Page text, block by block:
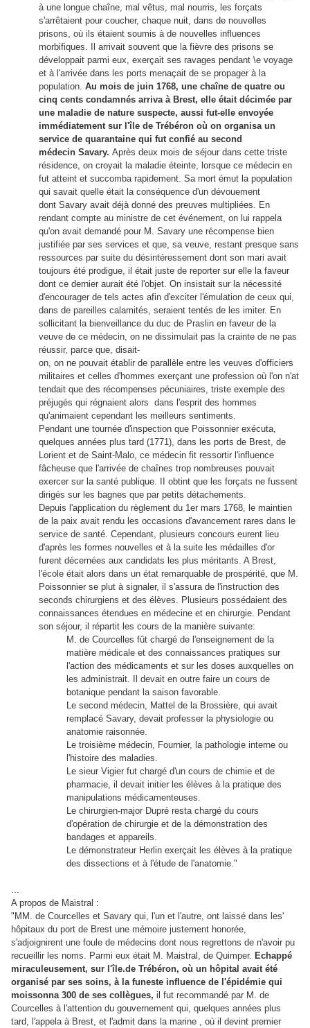
à une longue chaîne, mal vêtus, mal nourris, les forçats
s'arrêtaient pour coucher, chaque nuit, dans de nouvelles
prisons, où ils étaient soumis à de nouvelles influences
morbifiques. Il arrivait souvent que la fièvre des prisons se
développait parmi eux, exerçait ses ravages pendant \e voyage
et à l'arrivée dans les ports menaçait de se propager à la
population. Au mois de juin 1768, une chaîne de quatre ou
cinq cents condamnés arriva à Brest, elle était décimée par
une maladie de nature suspecte, aussi fut-elle envoyée
immédiatement sur l'île de Trébéron où on organisa un
service de quarantaine qui fut confié au second
médecin Savary. Après deux mois de séjour dans cette triste
résidence, on croyait la maladie éteinte, lorsque ce médecin en
fut atteint et succomba rapidement. Sa mort émut la population
qui savait quelle était la conséquence d'un dévouement
dont Savary avait déjà donné des preuves multipliées. En
rendant compte au ministre de cet événement, on lui rappela
qu'on avait demandé pour M. Savary une récompense bien
justifiée par ses services et que, sa veuve, restant presque sans
ressources par suite du désintéressement dont son mari avait
toujours été prodigue, il était juste de reporter sur elle la faveur
dont ce dernier aurait été l'objet. On insistait sur la nécessité
d'encourager de tels actes afin d'exciter l'émulation de ceux qui,
dans de pareilles calamités, seraient tentés de les imiter. En
sollicitant la bienveillance du duc de Praslin en faveur de la
veuve de ce médecin, on ne dissimulait pas la crainte de ne pas
réussir, parce que, disait-
on, on ne pouvait établir de parallèle entre les veuves d'officiers
militaires et celles d'hommes exerçant une profession où l'on n'at
tendait que des récompenses pécuniaires, triste exemple des
préjugés qui régnaient alors dans l'esprit des hommes
qu'animaient cependant les meilleurs sentiments.
Pendant une tournée d'inspection que Poissonnier exécuta,
quelques années plus tard (1771), dans les ports de Brest, de
Lorient et de Saint-Malo, ce médecin fit ressortir l'influence
fâcheuse que l'arrivée de chaînes trop nombreuses pouvait
exercer sur la santé publique. II obtint que les forçats ne fussent
dirigés sur les bagnes que par petits détachements.
Depuis l'application du règlement du 1er mars 1768, le maintien
de la paix avait rendu les occasions d'avancement rares dans le
service de santé. Cependant, plusieurs concours eurent lieu
d'après les formes nouvelles et à la suite les médailles d'or
furent décernées aux candidats les plus méritants. A Brest,
l'école était alors dans un état remarquable de prospérité, que M.
Poissonnier se plut à signaler, il s'assura de l'instruction des
seconds chirurgiens et des élèves. Plusieurs possédaient des
connaissances étendues en médecine et en chirurgie. Pendant
son séjour, il répartit les cours de la manière suivante:
M. de Courcelles fût chargé de l'enseignement de la
matière médicale et des connaissances pratiques sur
l'action des médicaments et sur les doses auxquelles on
les administrait. Il devait en outre faire un cours de
botanique pendant la saison favorable.
Le second médecin, Mattel de la Brossière, qui avait
remplacé Savary, devait professer la physiologie ou
anatomie raisonnée.
Le troisième médecin, Fournier, la pathologie interne ou
l'histoire des maladies.
Le sieur Vigier fut chargé d'un cours de chimie et de
pharmacie, il devait initier les élèves à la pratique des
manipulations médicamenteuses.
Le chirurgien-major Dupré resta chargé du cours
d'opération de chirurgie et de la démonstration des
bandages et appareils.
Le démonstrateur Herlin exerçait les élèves à la pratique
des dissections et à l'étude de l'anatomie."
...
A propos de Maistral :
"MM. de Courcelles et Savary qui, l'un et l'autre, ont laissé dans les'
hôpitaux du port de Brest une mémoire justement honorée,
s'adjoignirent une foule de médecins dont nous regrettons de n'avoir pu
recueillir les noms. Parmi eux était M. Maistral, de Quimper. Echappé
miraculeusement, sur l'île.de Trébéron, où un hôpital avait été
organisé par ses soins, à la funeste influence de l'épidémie qui
moissonna 300 de ses collègues, il fut recommandé par M. de
Courcelles à l'attention du gouvernement qui, quelques années plus
tard, l'appela à Brest, et l'admit dans la marine , où il devint premier